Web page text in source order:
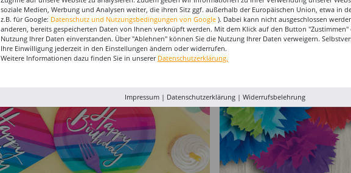
Verschiedene Größen
(34-46)
29,99 €
Verschiedene Größen
(36-46)
34,99 €
Erwachsene
17,99 €
Größen
29,99 €
soziale Medien, Werbung und Analysen weiter, die ihren Sitz ggf. außerhalb der Europäischen Union, etwa in
z.B. für Google: Datenschutz und Nutzungsbedingungen von Google ). Dabei kann nicht ausgeschlossen
anderen, bereits gespeicherten Daten von Ihnen verknüpft werden. Mit dem Klick auf den Button "Zustimmen"
Nutzung Ihrer Daten einverstanden. Über "Ablehnen" können Sie die Nutzung Ihrer Daten verweigern.
Ihre Einwilligung jederzeit in den Einstellungen ändern oder widerrufen.
Weitere Informationen dazu finden Sie in unserer Datenschutzerklärung.
Impressum| Datenschutzerklärung| Widerrufsbelehrung